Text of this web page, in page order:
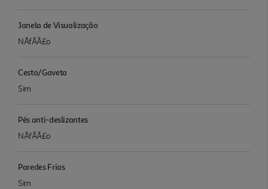
Janela de Visualização
NÃfÃÂ£o
Cesto/Gaveta
Sim
Pés anti-deslizantes
NÃfÃÂ£o
Paredes Frias
Sim